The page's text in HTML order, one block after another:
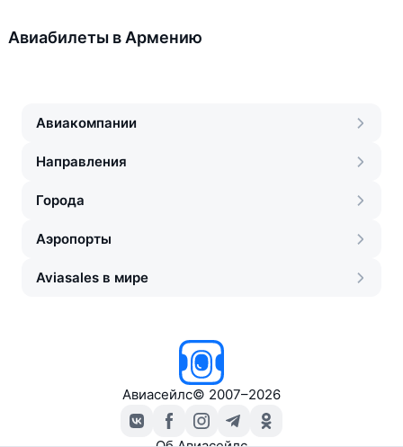
Авиабилеты в Армению
Авиакомпании
Направления
Города
Аэропорты
Aviasales в мире
Авиасейлс© 2007–2026